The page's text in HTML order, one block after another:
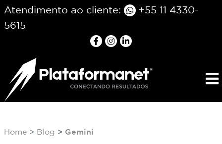
Atendimento ao cliente:
+55 11 4330-
5615
Home Blog Gemini